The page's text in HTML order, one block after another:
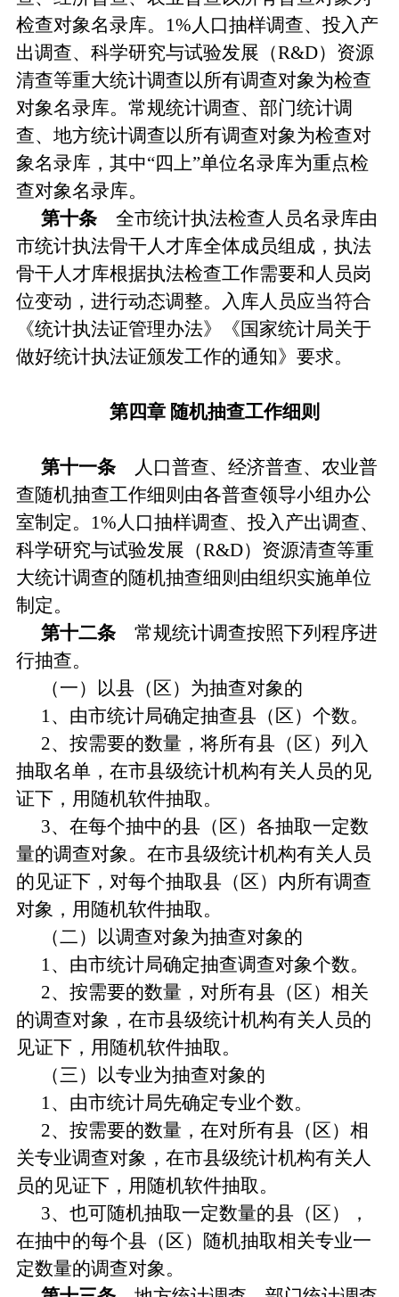
检查对象名录库。1%人口抽样调查、投入产
出调查、科学研究与试验发展（R&D）资源
清查等重大统计调查以所有调查对象为检查
对象名录库。常规统计调查、部门统计调
查、地方统计调查以所有调查对象为检查对
象名录库，其中“四上”单位名录库为重点检
查对象名录库。
第十条
全市统计执法检查人员名录库由
市统计执法骨干人才库全体成员组成，执法
骨干人才库根据执法检查工作需要和人员岗
位变动，进行动态调整。入库人员应当符合
《统计执法证管理办法》《国家统计局关于
做好统计执法证颁发工作的通知》要求。
第四章 随机抽查工作细则
第十一条
人口普查、经济普查、农业普
查随机抽查工作细则由各普查领导小组办公
室制定。1%人口抽样调查、投入产出调查、
科学研究与试验发展（R&D）资源清查等重
大统计调查的随机抽查细则由组织实施单位
制定。
第十二条
常规统计调查按照下列程序进
行抽查。
（一）以县（区）为抽查对象的
1、由市统计局确定抽查县（区）个数。
2、按需要的数量，将所有县（区）列入
抽取名单，在市县级统计机构有关人员的见
证下，用随机软件抽取。
3、在每个抽中的县（区）各抽取一定数
量的调查对象。在市县级统计机构有关人员
的见证下，对每个抽取县（区）内所有调查
对象，用随机软件抽取。
（二）以调查对象为抽查对象的
1、由市统计局确定抽查调查对象个数。
2、按需要的数量，对所有县（区）相关
的调查对象，在市县级统计机构有关人员的
见证下，用随机软件抽取。
（三）以专业为抽查对象的
1、由市统计局先确定专业个数。
2、按需要的数量，在对所有县（区）相
关专业调查对象，在市县级统计机构有关人
员的见证下，用随机软件抽取。
3、也可随机抽取一定数量的县（区），
在抽中的每个县（区）随机抽取相关专业一
定数量的调查对象。